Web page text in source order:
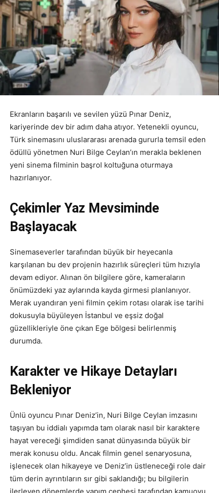
Ekranların başarılı ve sevilen yüzü Pınar Deniz,
kariyerinde dev bir adım daha atıyor. Yetenekli oyuncu,
Türk sinemasını uluslararası arenada gururla temsil eden
ödüllü yönetmen Nuri Bilge Ceylan’ın merakla beklenen
yeni sinema filminin başrol koltuğuna oturmaya
hazırlanıyor.
Çekimler Yaz Mevsiminde
Başlayacak
Sinemaseverler tarafından büyük bir heyecanla
karşılanan bu dev projenin hazırlık süreçleri tüm hızıyla
devam ediyor. Alınan ön bilgilere göre, kameraların
önümüzdeki yaz aylarında kayda girmesi planlanıyor.
Merak uyandıran yeni filmin çekim rotası olarak ise tarihi
dokusuyla büyüleyen İstanbul ve eşsiz doğal
güzellikleriyle öne çıkan Ege bölgesi belirlenmiş
durumda.
Karakter ve Hikaye Detayları
Bekleniyor
Ünlü oyuncu Pınar Deniz’in, Nuri Bilge Ceylan imzasını
taşıyan bu iddialı yapımda tam olarak nasıl bir karaktere
hayat vereceği şimdiden sanat dünyasında büyük bir
merak konusu oldu. Ancak filmin genel senaryosuna,
işlenecek olan hikayeye ve Deniz’in üstleneceği role dair
tüm derin ayrıntıların sır gibi saklandığı; bu bilgilerin